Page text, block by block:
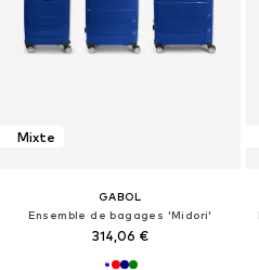
Mixte
GABOL
Ensemble de bagages 'Midori'
314,06 €